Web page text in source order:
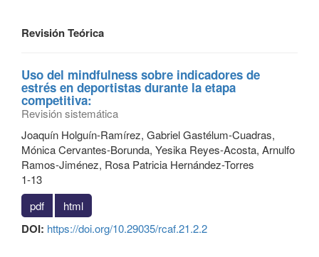
Revisión Teórica
Uso del mindfulness sobre indicadores de
estrés en deportistas durante la etapa
competitiva:
Revisión sistemática
Joaquín Holguín-Ramírez, Gabriel Gastélum-Cuadras,
Mónica Cervantes-Borunda, Yesika Reyes-Acosta, Arnulfo
Ramos-Jiménez, Rosa Patricia Hernández-Torres
1-13
pdf
html
DOI: https://doi.org/10.29035/rcaf.21.2.2